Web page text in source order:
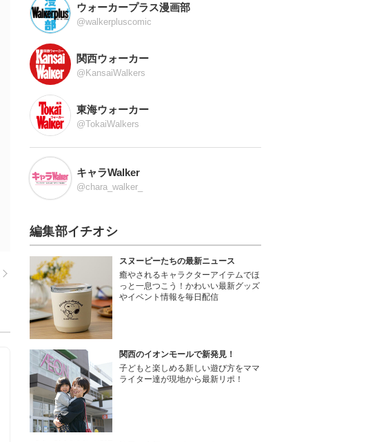
ウォーカープラス漫画部
@walkerpluscomic
関西ウォーカー
@KansaiWalkers
東海ウォーカー
@TokaiWalkers
キャラWalker
@chara_walker_
編集部イチオシ
スヌーピーたちの最新ニュース
癒やされるキャラクターアイテムでほ
っと一息つこう！かわいい最新グッズ
やイベント情報を毎日配信
関西のイオンモールで新発見！
子どもと楽しめる新しい遊び方をママ
ライター達が現地から最新リポ！